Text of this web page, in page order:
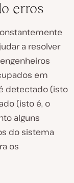
erros
a resolver
em
detectado (isto
(isto é, o
alguns
do sistema
os